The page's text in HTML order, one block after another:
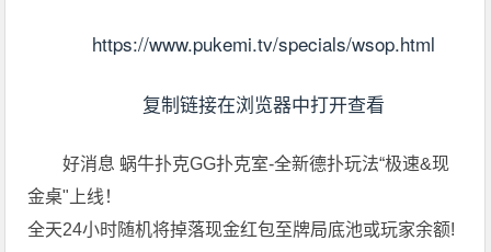
https://www.pukemi.tv/specials/wsop.html
复制链接在浏览器中打开查看
好消息 蜗牛扑克GG扑克室-全新德扑玩法“极速&现
金桌"上线！
全天24小时随机将掉落现金红包至牌局底池或玩家余额!